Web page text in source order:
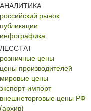
АНАЛИТИКА
российский рынок
публикации
инфографика
ЛЕССТАТ
розничные цены
цены производителей
мировые цены
экспорт-импорт
внешнеторговые цены РФ
(архив)